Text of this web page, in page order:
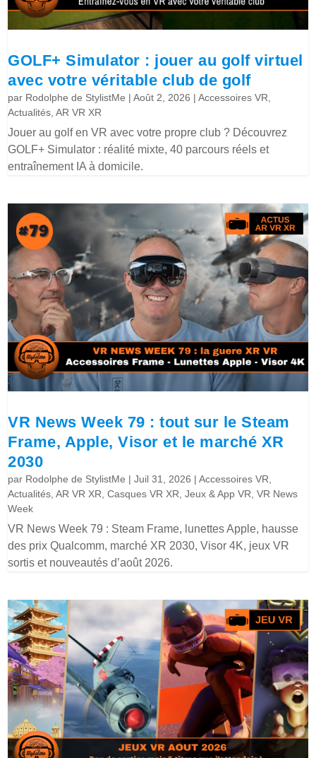
GOLF+ Simulator : jouer au golf virtuel
avec votre véritable club de golf
par Rodolphe de StylistMe |Août 2, 2026 |Accessoires VR
Actualités ,AR VR XR
Jouer au golf en VR avec votre propre club ? Découvrez
GOLF+ Simulator : réalité mixte, 40 parcours réels et
entraînement IA à domicile.
VR News Week 79 : tout sur le Steam
Frame, Apple, Visor et le marché XR
2030
par Rodolphe de StylistMe |Juil 31, 2026 |Accessoires VR
Actualités ,AR VR XR ,Casques VR XR ,Jeux & App VR ,VR News
Week
VR News Week 79 : Steam Frame, lunettes Apple, hausse
des prix Qualcomm, marché XR 2030, Visor 4K, jeux VR
sortis et nouveautés d’août 2026.